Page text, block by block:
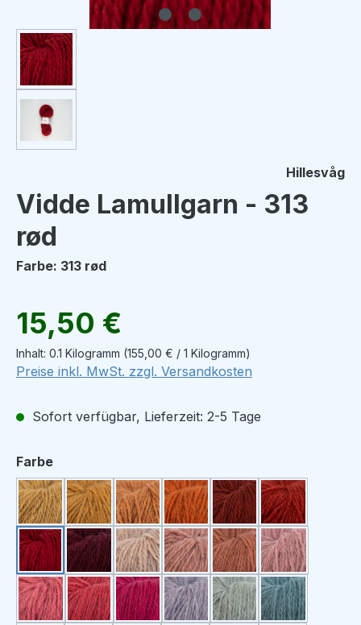
Hillesvåg
Vidde Lamullgarn - 313
rød
Farbe: 313 rød
Regulärer Preis:
15,50 €
Inhalt: 0.1 Kilogramm (155,00 € / 1 Kilogramm)
Preise inkl. MwSt. zzgl. Versandkosten
Sofort verfügbar, Lieferzeit: 2-5 Tage
Farbeauswählen
328 strågul307 gul329 lys oransje
335 oransje330 kobberrød
308 rustrød
313 rød 327 mørk plommerød
332 pudder331 pudderrosa
339 varm rosa309 lys rosa
318 lys korall
312 korall315 cerise338 syrin325 lys blå324 blå